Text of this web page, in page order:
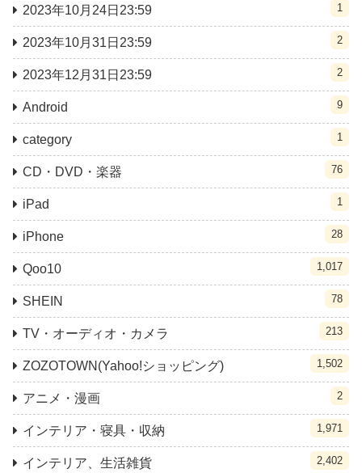
2023年10月24日23:59 1
2023年10月31日23:59 2
2023年12月31日23:59 2
Android 9
category 1
CD・DVD・楽器 76
iPad 1
iPhone 28
Qoo10 1,017
SHEIN 78
TV・オーディオ・カメラ 213
ZOZOTOWN(Yahoo!ショッピング) 1,502
アニメ・漫画 2
インテリア・寝具・収納 1,971
インテリア、生活雑貨 2,402